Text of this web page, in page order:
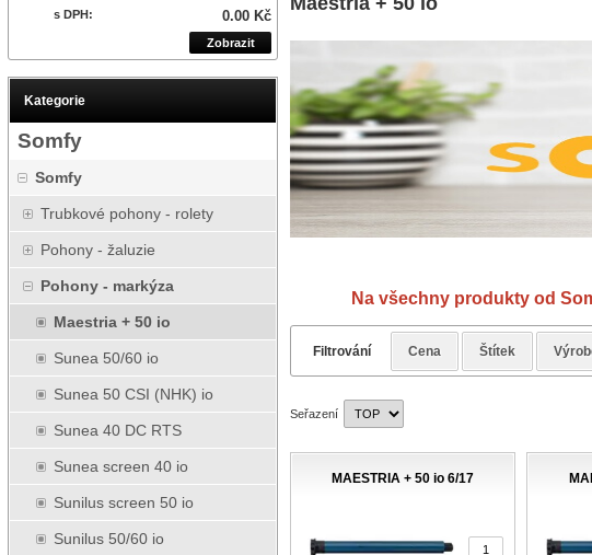
s DPH: 0.00 Kč
Zobrazit
Kategorie
Somfy
Somfy
Trubkové pohony - rolety
Pohony - žaluzie
Pohony - markýza
Maestria + 50 io
Sunea 50/60 io
Sunea 50 CSI (NHK) io
Sunea 40 DC RTS
Sunea screen 40 io
Sunilus screen 50 io
Sunilus 50/60 io
Návody
Na všechny produkty od
Filtrování Cena Štítek
Seřazení
MAESTRIA + 50 io 6/17